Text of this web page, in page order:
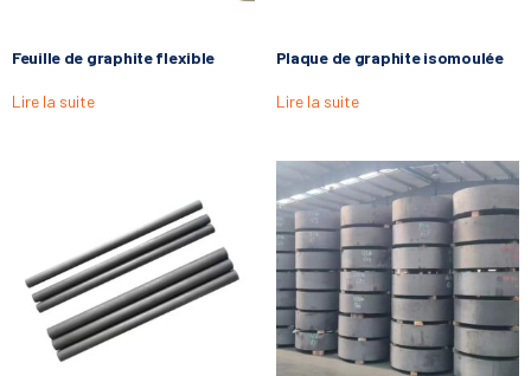
Feuille de graphite flexible
Lire la suite
Plaque de graphite isomoulée
Lire la suite